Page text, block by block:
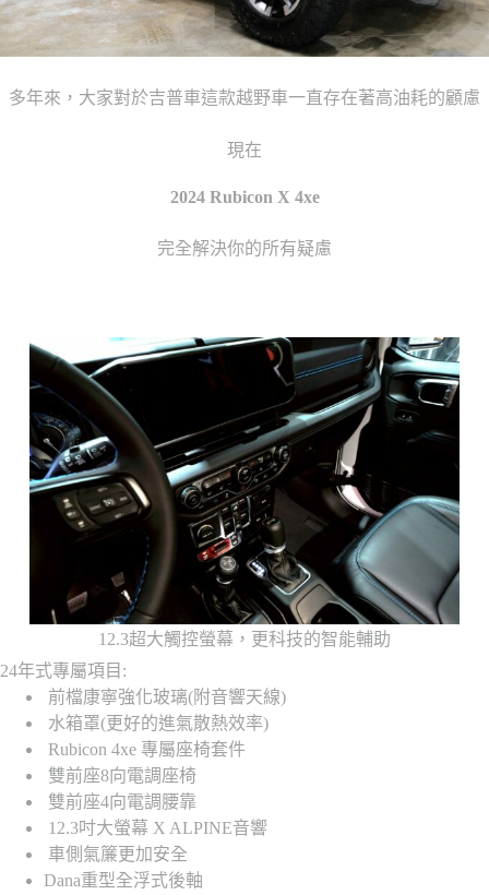
多年來，大家對於吉普車這款越野車一直存在著高油耗的顧慮
現在
2024 Rubicon X 4xe
完全解決你的所有疑慮
12.3超大觸控螢幕，更科技的智能輔助
24年式專屬項目:
前檔康寧強化玻璃(附音響天線)
水箱罩(更好的進氣散熱效率)
Rubicon 4xe 專屬座椅套件
雙前座8向電調座椅
雙前座4向電調腰靠
12.3吋大螢幕 X ALPINE音響
車側氣簾更加安全
Dana重型全浮式後軸